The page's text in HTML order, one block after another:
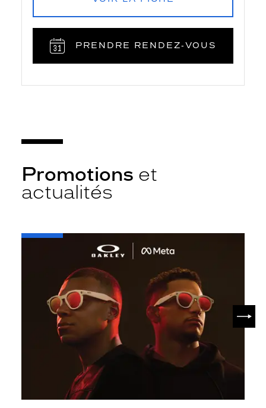
PRENDRE RENDEZ‑VOUS
Promotions et
actualités
-